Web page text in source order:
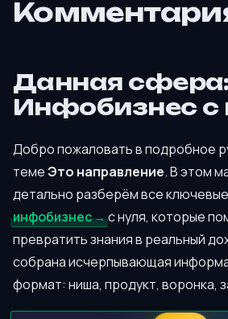
Данная сфера:
Инфобизнес с
Добро пожаловать в подробное
темеЭто направление. В этом
детально разберём все
инфобизнес
с нуля, которые
превратить знания в реальный
собрана исчерпывающая
формат: ниша, продукт, воронка,